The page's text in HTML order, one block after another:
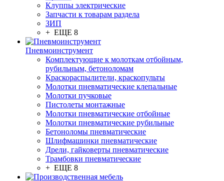
Клуппы электрические
Запчасти к товарам раздела
ЗИП
+ ЕЩЕ 8
Пневмоинструмент
Комплектующие к молоткам отбойным,
рубильным, бетоноломам
Краскораспылители, краскопульты
Молотки пневматические клепальные
Молотки пучковые
Пистолеты монтажные
Молотки пневматические отбойные
Молотки пневматические рубильные
Бетоноломы пневматические
Шлифмашинки пневматические
Дрели, гайковерты пневматические
Трамбовки пневматические
+ ЕЩЕ 8